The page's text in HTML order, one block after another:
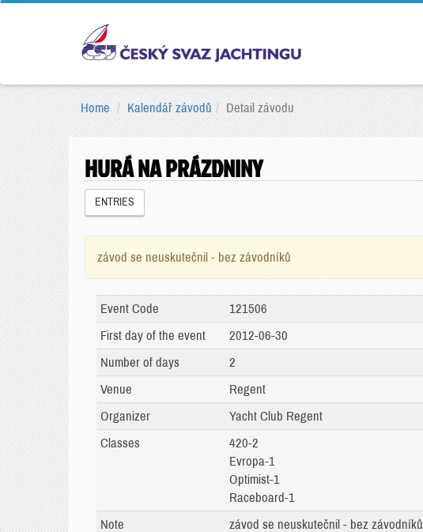
Home Kalendář závodů Detail závodu
HURÁ NA PRÁZDNINY
ENTRIES
závod se neuskutečnil - bez závodníků
Event Code
121506
First day of the event
2012-06-30
Number of days
2
Venue
Regent
Organizer
Yacht Club Regent
Classes
420-2
Evropa-1
Optimist-1
Raceboard-1
Note
závod se neuskutečnil - bez závodníků